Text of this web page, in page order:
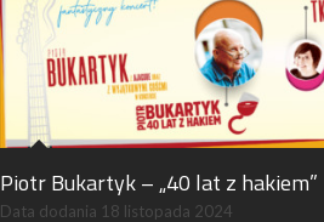
Piotr Bukartyk – „40 lat z hakiem”
Data dodania 18 listopada 2024